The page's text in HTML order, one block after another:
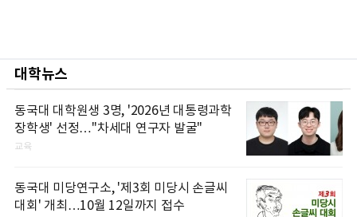
대학뉴스
동국대 대학원생 3명, '2026년 대통령과학
장학생' 선정…"차세대 연구자 발굴"
교육
동국대 미당연구소, '제3회 미당시 손글씨
대회' 개최…10월 12일까지 접수